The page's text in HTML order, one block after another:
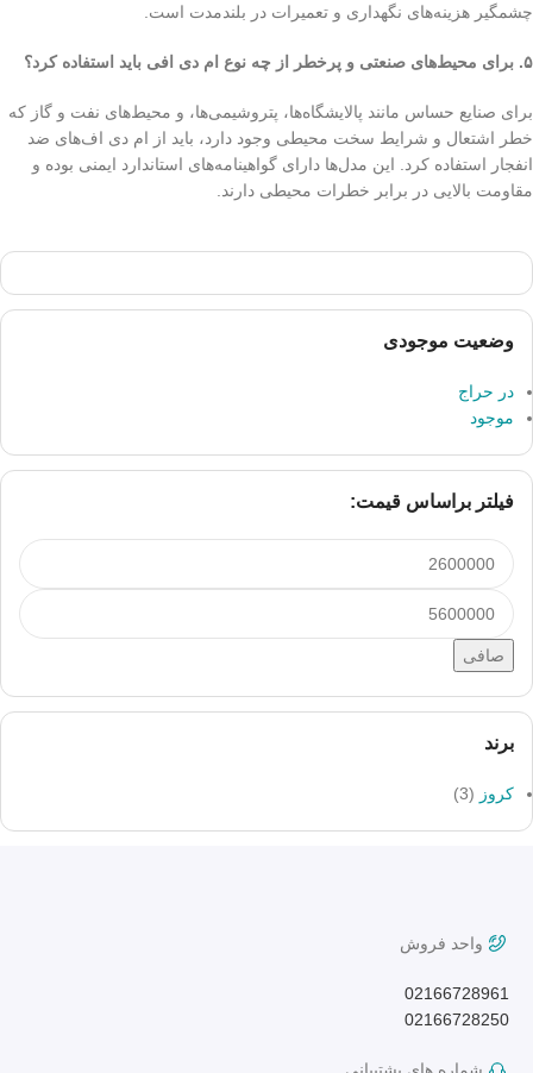
وضعیت موجودی
در حراج
موجود
فیلتر براساس قیمت:
صافی
برند
کروز (3)
چشمگیر هزینه‌های نگهداری و تعمیرات در بلندمدت است.
۵. برای محیط‌های صنعتی و پرخطر از چه نوع ام دی افی باید استفاده کرد؟
برای صنایع حساس مانند پالایشگاه‌ها، پتروشیمی‌ها، و محیط‌های نفت و گاز که
خطر اشتعال و شرایط سخت محیطی وجود دارد، باید از ام دی اف‌های ضد
انفجار استفاده کرد. این مدل‌ها دارای گواهینامه‌های استاندارد ایمنی بوده و
مقاومت بالایی در برابر خطرات محیطی دارند.
واحد فروش
02166728961
02166728250